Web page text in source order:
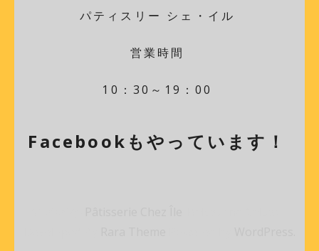
パティスリー シェ・イル
営業時間
10：30～19：00
Facebookもやっています！